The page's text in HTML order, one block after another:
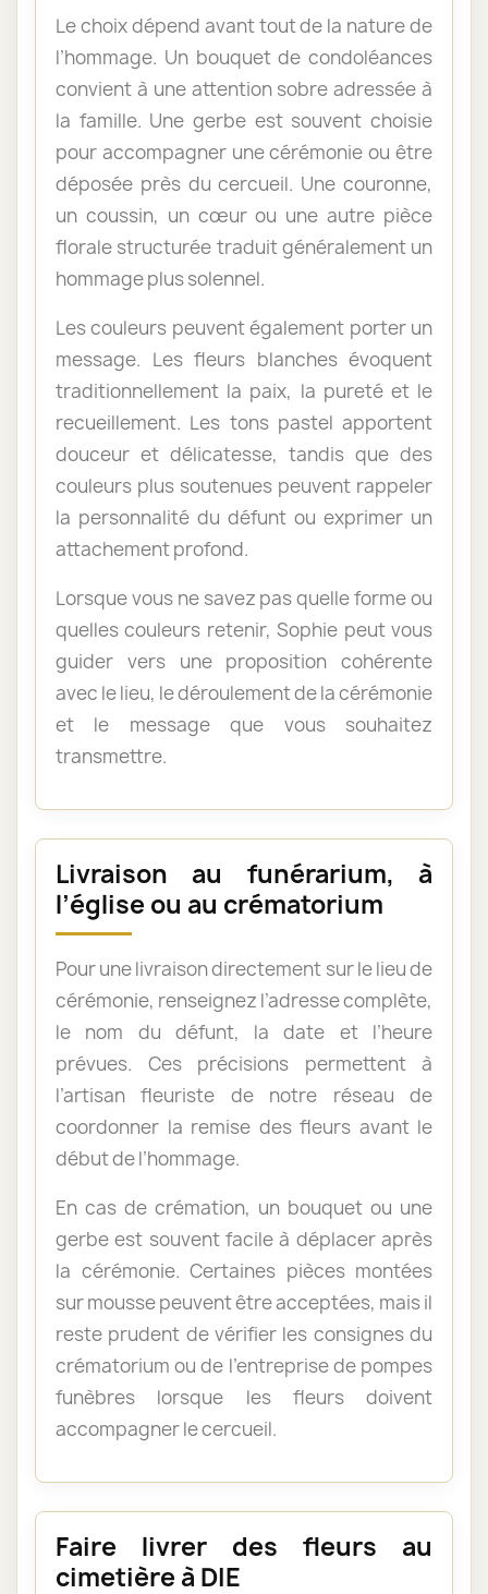
Le choix dépend avant tout de la nature de
l’hommage. Un bouquet de condoléances
convient à une attention sobre adressée à
la famille. Une gerbe est souvent choisie
pour accompagner une cérémonie ou être
déposée près du cercueil. Une couronne,
un coussin, un cœur ou une autre pièce
florale structurée traduit généralement un
hommage plus solennel.
Les couleurs peuvent également porter un
message. Les fleurs blanches évoquent
traditionnellement la paix, la pureté et le
recueillement. Les tons pastel apportent
douceur et délicatesse, tandis que des
couleurs plus soutenues peuvent rappeler
la personnalité du défunt ou exprimer un
attachement profond.
Lorsque vous ne savez pas quelle forme ou
quelles couleurs retenir, Sophie peut vous
guider vers une proposition cohérente
avec le lieu, le déroulement de la cérémonie
et le message que vous souhaitez
transmettre.
Livraison au funérarium, à
l’église ou au crématorium
Pour une livraison directement sur le lieu de
cérémonie, renseignez l’adresse complète,
le nom du défunt, la date et l’heure
prévues. Ces précisions permettent à
l’artisan fleuriste de notre réseau de
coordonner la remise des fleurs avant le
début de l’hommage.
En cas de crémation, un bouquet ou une
gerbe est souvent facile à déplacer après
la cérémonie. Certaines pièces montées
sur mousse peuvent être acceptées, mais il
reste prudent de vérifier les consignes du
crématorium ou de l’entreprise de pompes
funèbres lorsque les fleurs doivent
accompagner le cercueil.
Faire livrer des fleurs au
cimetière à DIE